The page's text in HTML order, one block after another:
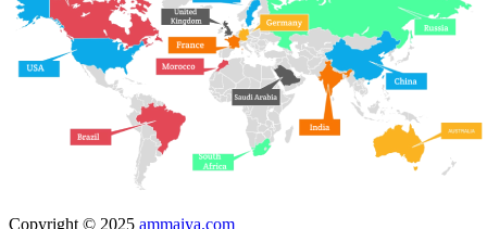
Copyright © 2025 ammaiya.com